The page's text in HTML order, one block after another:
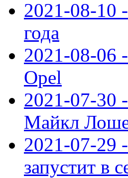
2021-08-10
года
2021-08-06
Opel
2021-07-30
Майкл
2021-07-29
запустит в